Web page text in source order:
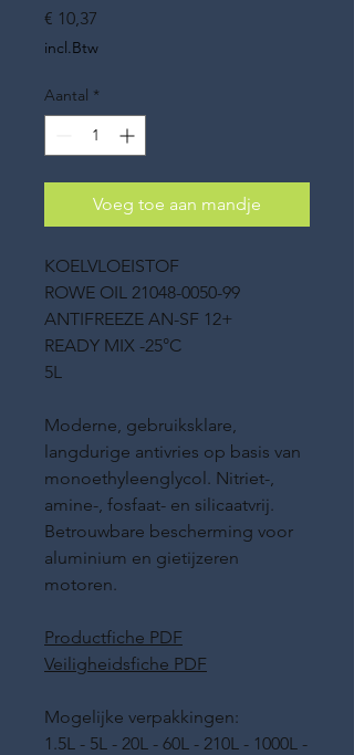
€ 10,37
incl.Btw
Aantal *
Voeg toe aan mandje
KOELVLOEISTOF
ROWE OIL 21048-0050-99
ANTIFREEZE AN-SF 12+
READY MIX -25°C
5L
Moderne, gebruiksklare,
langdurige antivries op basis van
monoethyleenglycol. Nitriet-,
amine-, fosfaat- en silicaatvrij.
Betrouwbare bescherming voor
aluminium en gietijzeren
motoren.
Productfiche PDF
Veiligheidsfiche PDF
Mogelijke verpakkingen:
1.5L - 5L - 20L - 60L - 210L - 1000L -